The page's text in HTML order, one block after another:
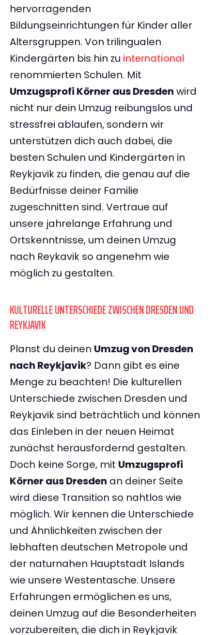
hervorragenden
Bildungseinrichtungen für Kinder aller
Altersgruppen. Von trilingualen
Kindergärten bis hin zu international
renommierten Schulen. Mit
Umzugsprofi Körner aus Dresden wird
nicht nur dein Umzug reibungslos und
stressfrei ablaufen, sondern wir
unterstützen dich auch dabei, die
besten Schulen und Kindergärten in
Reykjavik zu finden, die genau auf die
Bedürfnisse deiner Familie
zugeschnitten sind. Vertraue auf
unsere jahrelange Erfahrung und
Ortskenntnisse, um deinen Umzug
nach Reykavik so angenehm wie
möglich zu gestalten.
KULTURELLE UNTERSCHIEDE ZWISCHEN DRESDEN UND
REYKJAVIK
Planst du deinen Umzug von Dresden
nach Reykjavik? Dann gibt es eine
Menge zu beachten! Die kulturellen
Unterschiede zwischen Dresden und
Reykjavik sind beträchtlich und können
das Einleben in der neuen Heimat
zunächst herausfordernd gestalten.
Doch keine Sorge, mit Umzugsprofi
Körner aus Dresden an deiner Seite
wird diese Transition so nahtlos wie
möglich. Wir kennen die Unterschiede
und Ähnlichkeiten zwischen der
lebhaften deutschen Metropole und
der naturnahen Hauptstadt Islands
wie unsere Westentasche. Unsere
Erfahrungen ermöglichen es uns,
deinen Umzug auf die Besonderheiten
vorzubereiten, die dich in Reykjavik